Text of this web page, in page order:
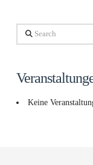
Search
Keine